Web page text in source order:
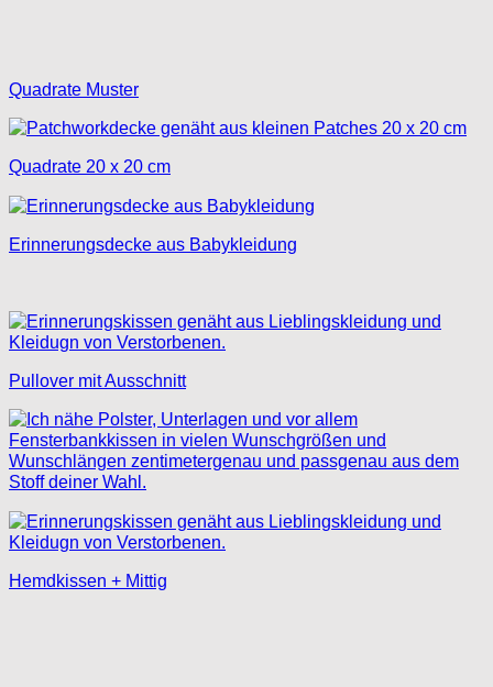
Quadrate Muster
Quadrate 20 x 20 cm
Erinnerungsdecke aus Babykleidung
Pullover mit Ausschnitt
Hemdkissen + Mittig